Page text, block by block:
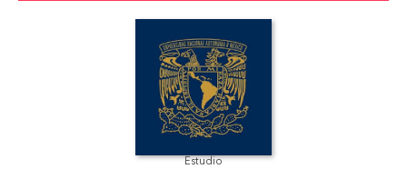
Estudio